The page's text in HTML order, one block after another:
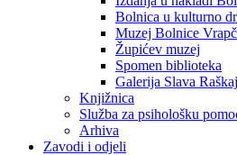
Bolnica u kulturno
Muzej Bolnice
Župićev muzej
Spomen biblioteka
Galerija Slava Raškaj
Knjižnica
Služba za psihološku
Arhiva
Zavodi i odjeli